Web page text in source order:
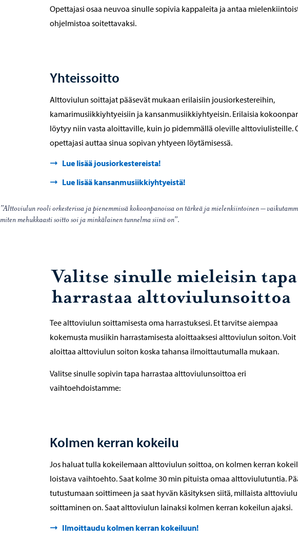
Opettajasi osaa neuvoa sinulle sopivia kappaleita ja antaa
ohjelmistoa soitettavaksi.
Yhteissoitto
Alttoviulun soittajat pääsevät mukaan erilaisiin jousiorkestereihin,
kamarimusiikkiyhtyeisiin ja kansanmusiikkiyhtyeisin. Erilaisia
löytyy niin vasta aloittaville, kuin jo pidemmällä oleville alttoviulisteille.
opettajasi auttaa sinua sopivan yhtyeen löytämisessä.
Lue lisää jousiorkestereista!
Lue lisää kansanmusiikkiyhtyeistä!
”Alttoviulun rooli orkesterissa ja pienemmissä kokoonpanoissa on tärkeä ja mielenkiintoinen –
miten mehukkaasti soitto soi ja minkälainen tunnelma siinä on”.
Valitse sinulle mieleisin tapa
harrastaa alttoviulunsoittoa
Tee alttoviulun soittamisesta oma harrastuksesi. Et tarvitse aiempaa
kokemusta musiikin harrastamisesta aloittaaksesi alttoviulun soiton. Voit
aloittaa alttoviulun soiton koska tahansa ilmoittautumalla mukaan.
Valitse sinulle sopivin tapa harrastaa alttoviulunsoittoa eri
vaihtoehdoistamme:
Kolmen kerran kokeilu
Jos haluat tulla kokeilemaan alttoviulun soittoa, on kolmen kerran
loistava vaihtoehto. Saat kolme 30 min pituista omaa alttoviulutuntia.
tutustumaan soittimeen ja saat hyvän käsityksen siitä, millaista
soittaminen on. Saat alttoviulun lainaksi kolmen kerran kokeilun ajaksi.
Ilmoittaudu kolmen kerran kokeiluun!